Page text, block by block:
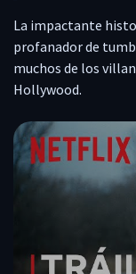
REPORTAR
La impactante
profanador de
muchos de los
Hollywood.